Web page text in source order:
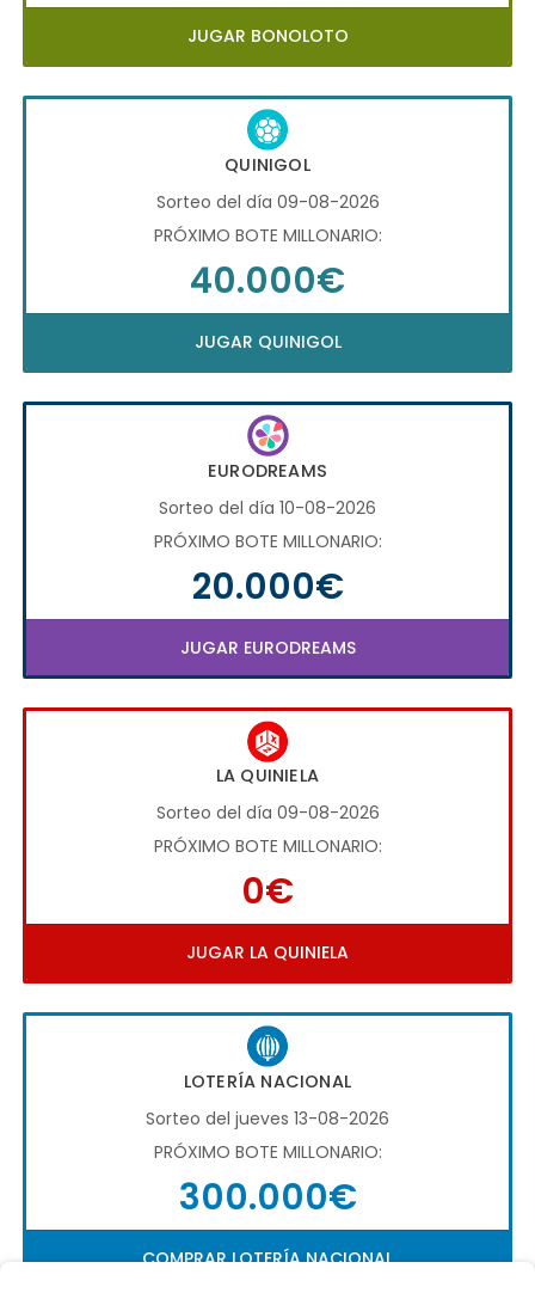
JUGAR BONOLOTO
QUINIGOL
Sorteo del día 09-08-2026
PRÓXIMO BOTE MILLONARIO:
40.000€
JUGAR QUINIGOL
EURODREAMS
Sorteo del día 10-08-2026
PRÓXIMO BOTE MILLONARIO:
20.000€
JUGAR EURODREAMS
LA QUINIELA
Sorteo del día 09-08-2026
PRÓXIMO BOTE MILLONARIO:
0€
JUGAR LA QUINIELA
LOTERÍA NACIONAL
Sorteo del jueves 13-08-2026
PRÓXIMO BOTE MILLONARIO:
300.000€
COMPRAR LOTERÍA NACIONAL